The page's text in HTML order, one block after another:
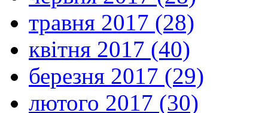
травня 2017 (28)
квітня 2017 (40)
березня 2017 (29)
лютого 2017 (30)